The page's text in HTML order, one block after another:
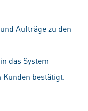
Aufträge zu den
das System
bestätigt.